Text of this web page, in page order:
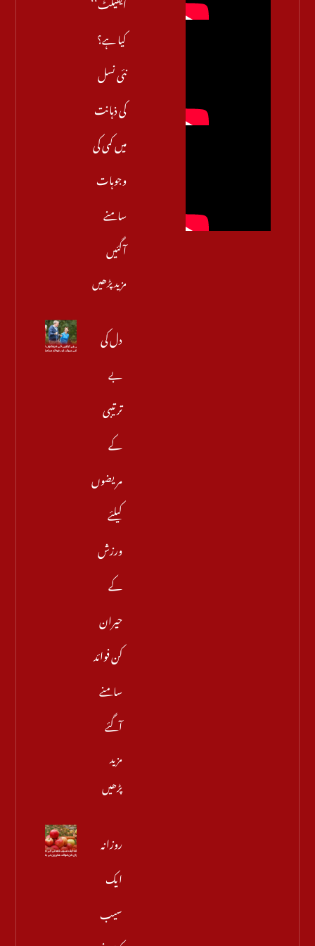
کیا ہے؟
نئی نسل
کی ذہانت
میں کمی کی
وجوہات
سامنے
آگئیں
مزید پڑھیں
دل کی
بے
ترتیبی
کے
مریضوں
کیلئے
ورزش
کے
حیران
کن فوائد
سامنے
آگئے
مزید
پڑھیں
روزانہ
ایک
سیب